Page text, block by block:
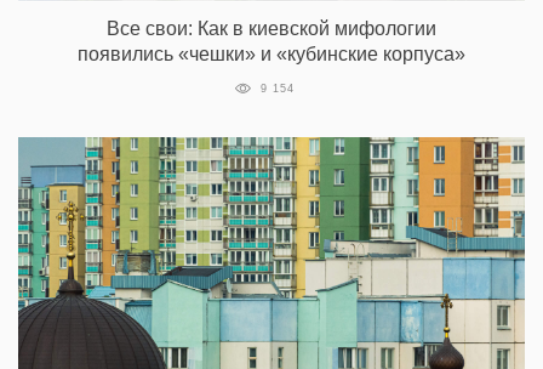
Все свои: Как в киевской мифологии
появились «чешки» и «кубинские корпуса»
9 154